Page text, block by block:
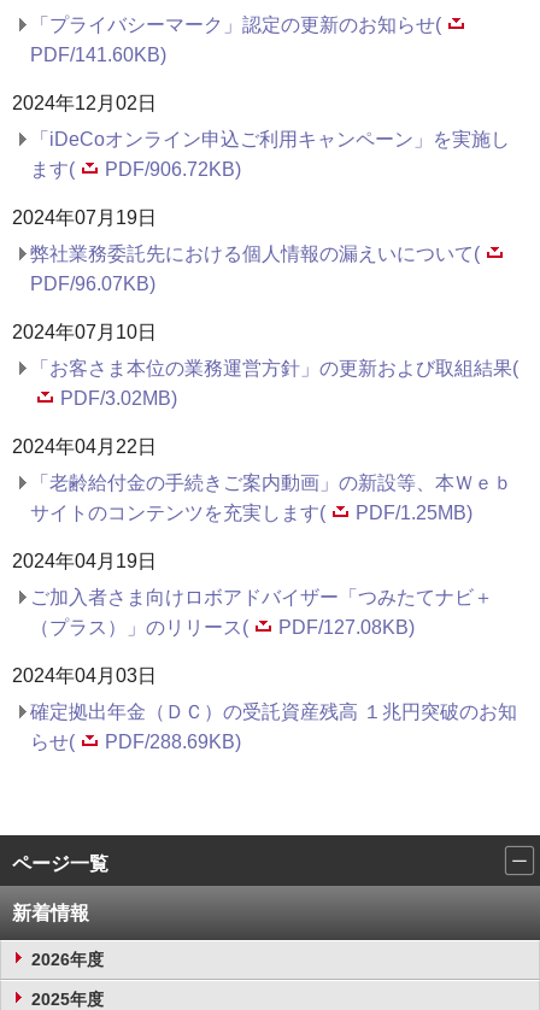
「プライバシーマーク」認定の更新のお知らせ(
PDF/141.60KB)
2024年12月02日
「iDeCoオンライン申込ご利用キャンペーン」を実施し
ます(
PDF/906.72KB)
2024年07月19日
弊社業務委託先における個人情報の漏えいについて(
PDF/96.07KB)
2024年07月10日
「お客さま本位の業務運営方針」の更新および取組結果(
PDF/3.02MB)
2024年04月22日
「老齢給付金の手続きご案内動画」の新設等、本Ｗｅｂ
サイトのコンテンツを充実します(
PDF/1.25MB)
2024年04月19日
ご加入者さま向けロボアドバイザー「つみたてナビ＋
（プラス）」のリリース(
PDF/127.08KB)
2024年04月03日
確定拠出年金（ＤＣ）の受託資産残高 １兆円突破のお知
らせ(
PDF/288.69KB)
ページ一覧
新着情報
2026年度
2025年度